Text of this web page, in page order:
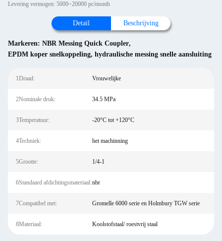
Levering vermogen: 5000~20000 pc/month
Detail Beschrijving
Markeren: NBR Messing Quick Coupler,
EPDM koper snelkoppeling, hydraulische messing snelle aansluiting
1Draad: Vrouwelijke
2Nominale druk: 34.5 MPa
3Temperatuur: -20°C tot +120°C
4Techniek: het machinning
5Grootte: 1/4-1
6Standaard afdichtingsmateriaal:nbr
7Compatibel met: Gromelle 6000 serie en Holmbury TGW serie
8Materiaal: Koolstofstaal/ roestvrij staal